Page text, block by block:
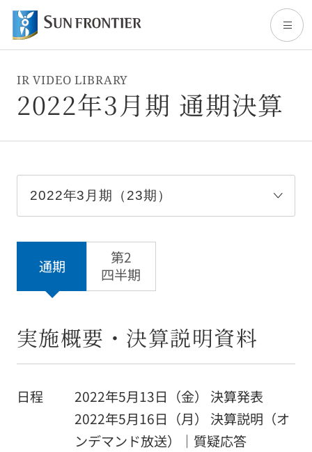
トップ
事業内容
サステナビリティ
アクセス
お問い合わせ
IR VIDEO LIBRARY
2022年3月期 通期決算
通期
第2
四半期
実施概要・決算説明資料
日程
2022年5月13日（金） 決算発表
2022年5月16日（月） 決算説明（オ
ンデマンド放送）｜質疑応答